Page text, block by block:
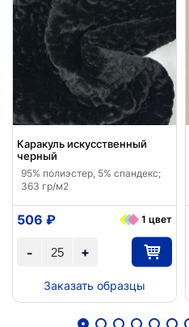
Каракуль искусственный
черный
95% полиэстер, 5% спандекс;
363 гр/м2
+
-
506 ₽ 1 цвет
Заказать образцы